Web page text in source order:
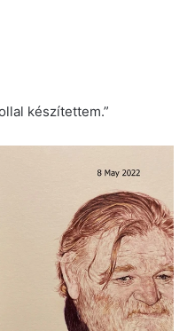
készítettem.”